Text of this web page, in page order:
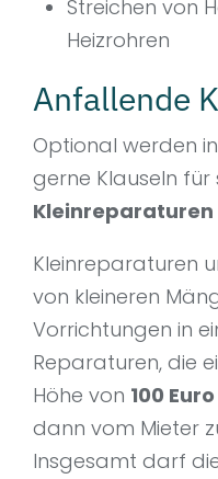
Streichen von
Heizrohren
Anfallende
Optional werden
gerne Klauseln
Kleinreparaturen
Kleinreparaturen
von kleineren
Vorrichtungen in
Reparaturen, die
Höhe von 100 Euro
dann vom Mieter
Insgesamt darf